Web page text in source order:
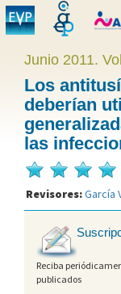
Junio 2011.
Los
deberían
las
Revisores:García
Reciba
publicados